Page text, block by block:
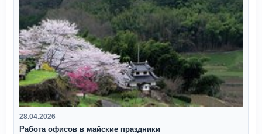
28.04.2026
Работа офисов в майские праздники